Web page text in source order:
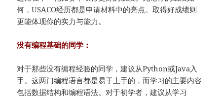
何，USACO经历都是申请材料中的亮点。取得好成绩则
更能体现你的实力与能力。
没有编程基础的同学：
对于那些没有编程经验的同学，建议从Python或Java入
手。这两门编程语言都是易于上手的，而学习的主要内容
包括数据结构和编程语法。对于初学者，建议从学习